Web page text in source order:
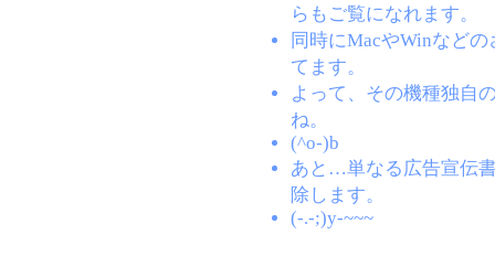
らもご覧になれます。
同時にMacやWinなど
てます。
よって、その機種独自
ね。
(^o-)b
あと…単なる広告宣伝
除します。
(-.-;)y-~~~